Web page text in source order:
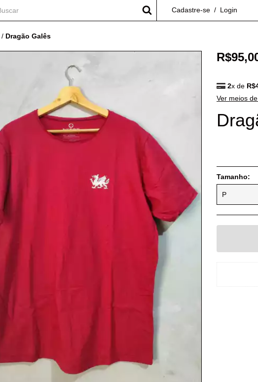
Cadastre-se / Login
/ Dragão Galês
2x de
Ver meios
Tamanho: